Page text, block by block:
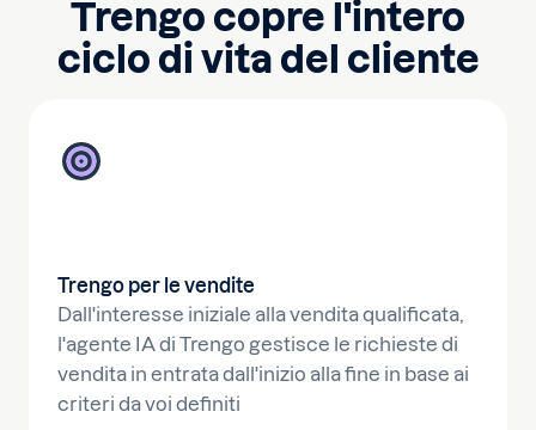
Trengo copre l'intero
ciclo di vita del cliente
Trengo per le vendite
Dall'interesse iniziale alla vendita qualificata,
l'agente IA di Trengo gestisce le richieste di
vendita in entrata dall'inizio alla fine in base ai
criteri da voi definiti